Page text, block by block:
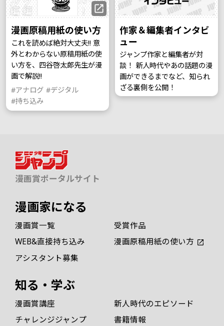
漫画原稿用紙の使い方
これを読めば絶対大丈夫!! 意
外とわからない原稿用紙の使
い方を、四谷啓太郎先生が漫
画で解説!!
#アナログ #デジタル
#持ち込み
作家＆編集者インタビ
ュー
ジャンプ作家と編集者が対
談！ 新人時代やあの話題の漫
画ができるまでなど、知られ
ざる裏側を公開！
漫画賞ポータルサイト
漫画家になる
漫画賞一覧
受賞作品
WEB&直接持ち込み
漫画原稿用紙の使い方
アシスタント募集
知る・学ぶ
漫画賞講座
新人時代のエピソード
チャレンジジャンプ
書籍情報